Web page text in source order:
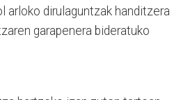
arloko dirulaguntzak handitzera
garapenera bideratuko